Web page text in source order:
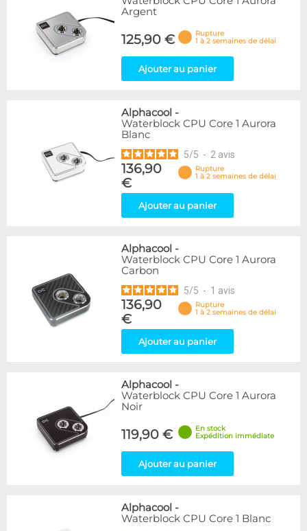
Argent
125,90 €
Rupture
1 à 2 semaines de délai
Ajouter au panier
Alphacool -
Waterblock CPU Core 1 Aurora
Blanc
5/5 - 2 avis
136,90
€
Rupture
1 à 2 semaines de délai
Ajouter au panier
Alphacool -
Waterblock CPU Core 1 Aurora
Carbon
5/5 - 1 avis
136,90
€
Rupture
1 à 2 semaines de délai
Ajouter au panier
Alphacool -
Waterblock CPU Core 1 Aurora
Noir
119,90 €
En stock
Expédition immédiate
Ajouter au panier
Alphacool -
Waterblock CPU Core 1 Blanc